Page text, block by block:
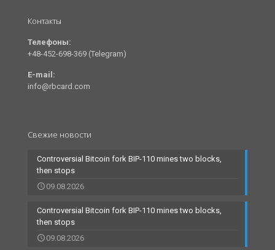
Контакты
Телефоны:
+48-452-698-369 (Telegram)
E-mail:
info@rbcard.com
Свежие новости
Controversial Bitcoin fork BIP-110 mines two blocks,
then stops
09.08.2026
Controversial Bitcoin fork BIP-110 mines two blocks,
then stops
09.08.2026